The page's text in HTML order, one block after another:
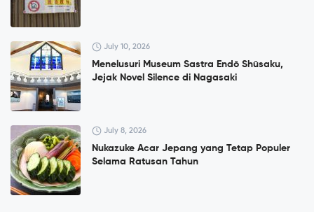
July 10, 2026
Menelusuri Museum Sastra Endō Shūsaku,
Jejak Novel Silence di Nagasaki
July 8, 2026
Nukazuke Acar Jepang yang Tetap Populer
Selama Ratusan Tahun